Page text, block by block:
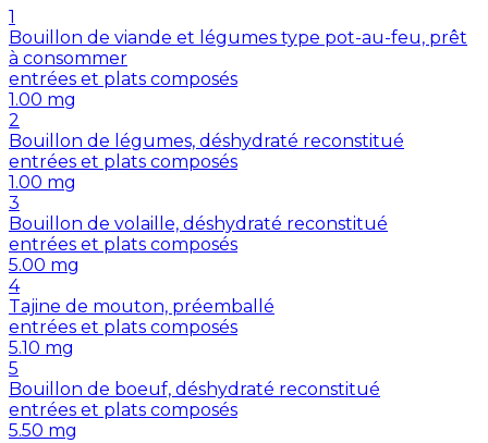
1
Bouillon de viande et légumes type pot-au-feu, prêt
à consommer
entrées et plats composés
1.00 mg
2
Bouillon de légumes, déshydraté reconstitué
entrées et plats composés
1.00 mg
3
Bouillon de volaille, déshydraté reconstitué
entrées et plats composés
5.00 mg
4
Tajine de mouton, préemballé
entrées et plats composés
5.10 mg
5
Bouillon de boeuf, déshydraté reconstitué
entrées et plats composés
5.50 mg